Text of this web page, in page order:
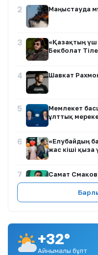
2 Маңғыстауда
3
«Қазақтың үш
Бекболат
4 Шавкат
5
Мемлекет
ұлттық
6
«Елубайдың
жас кіші
7
Самат
бас бапкері
9
Алматыда
құтқарды
+32°
Айнымалы бұлт